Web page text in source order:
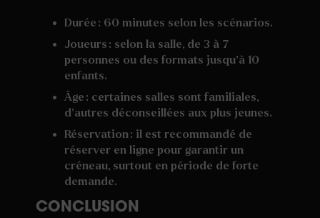
Durée : 60 minutes selon les scénarios.
Joueurs : selon la salle, de 3 à 7
personnes ou des formats jusqu’à 10
enfants.
Âge : certaines salles sont familiales,
d’autres déconseillées aux plus jeunes.
Réservation : il est recommandé de
réserver en ligne pour garantir un
créneau, surtout en période de forte
demande.
CONCLUSION